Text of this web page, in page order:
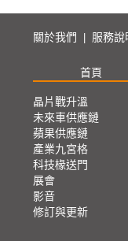
關於我們 服務說
首頁
晶片戰升溫
未來車供應鏈
蘋果供應鏈
產業九宮格
科技椽送門
展會
影音
修訂與更新